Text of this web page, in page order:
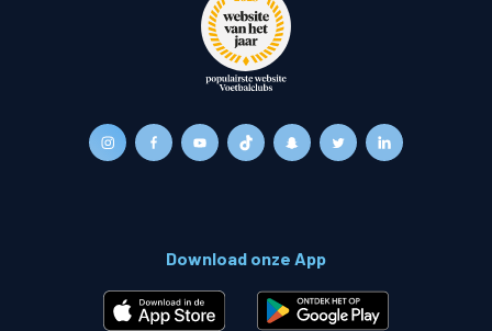
Download onze App